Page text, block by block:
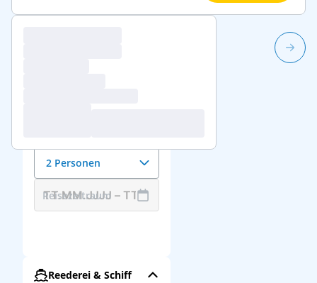
Anzahl der Reisenden
2 Personen
Reisezeitraum
Reederei & Schiff